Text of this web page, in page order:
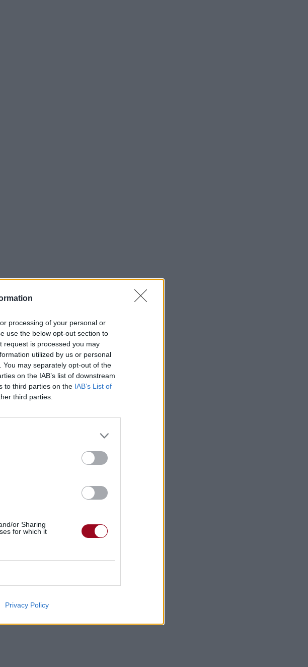
processing of your personal or
use the below opt-out section to
request is processed you may
utilized by us or personal
may separately opt-out of the
on the IAB’s list of downstream
to third parties on the IAB’s List of
third parties.
or Sharing
for which it
Privacy Policy